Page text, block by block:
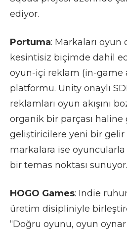
ediyor.
Portuma: Markaları oyun
kesintisiz biçimde dahil
oyun-içi reklam (in-game
platformu. Unity onaylı
reklamları oyun akışını
organik bir parçası haline
geliştiricilere yeni bir gelir
markalara ise
bir temas noktası sunuyor.
HOGO Games: Indie
üretim disipliniyle
“Doğru oyunu, oyun